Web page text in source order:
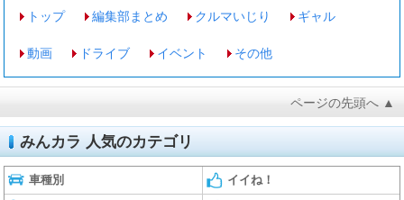
トップ 編集部まとめ クルマいじり ギャル
動画 ドライブ イベント その他
ページの先頭へ ▲
みんカラ 人気のカテゴリ
車種別 イイね！